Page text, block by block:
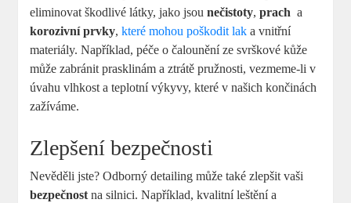
eliminovat ‍škodlivé látky, jako jsounečistoty,prach ​ a
korozivní prvky,které mohou poškodit lak a vnitřní ​
materiály. ‍Například, péče ⁢o ‌čalounění⁣ ze svrškové kůže
může zabránit prasklinám a ztrátě pružnosti, vezmeme-li v
úvahu vlhkost a teplotní výkyvy,‍ které v našich končinách
zažíváme.
Zlepšení bezpečnosti
Nevěděli jste? Odborný detailing může ​také zlepšit vaši
bezpečnost na ​silnici. Například, kvalitní leštění a